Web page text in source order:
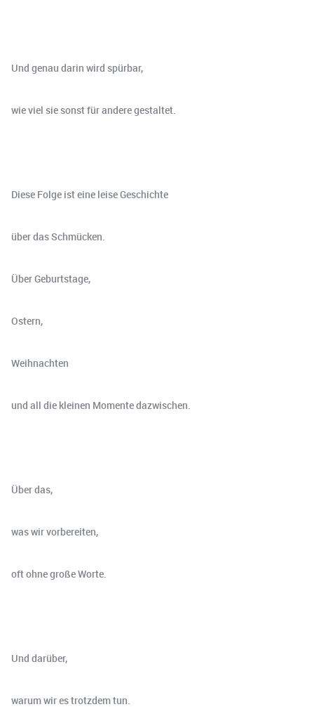
Und genau darin wird spürbar,
wie viel sie sonst für andere gestaltet.
Diese Folge ist eine leise Geschichte
über das Schmücken.
Über Geburtstage,
Ostern,
Weihnachten
und all die kleinen Momente dazwischen.
Über das,
was wir vorbereiten,
oft ohne große Worte.
Und darüber,
warum wir es trotzdem tun.